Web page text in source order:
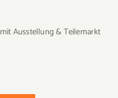
Ausstellung & Teilemarkt